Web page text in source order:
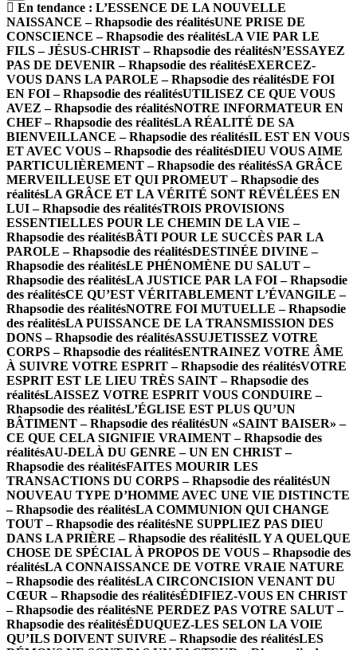
En tendance : L’ESSENCE DE LA NOUVELLE
NAISSANCE – Rhapsodie des réalitésUNE PRISE DE
CONSCIENCE – Rhapsodie des réalitésLA VIE PAR LE
FILS – JÉSUS-CHRIST – Rhapsodie des réalitésN’ESSAYEZ
PAS DE DEVENIR – Rhapsodie des réalitésEXERCEZ-
VOUS DANS LA PAROLE – Rhapsodie des réalitésDE FOI
EN FOI – Rhapsodie des réalitésUTILISEZ CE QUE VOUS
AVEZ – Rhapsodie des réalitésNOTRE INFORMATEUR EN
CHEF – Rhapsodie des réalitésLA RÉALITÉ DE SA
BIENVEILLANCE – Rhapsodie des réalitésIL EST EN VOUS
ET AVEC VOUS – Rhapsodie des réalitésDIEU VOUS AIME
PARTICULIÈREMENT – Rhapsodie des réalitésSA GRÂCE
MERVEILLEUSE ET QUI PROMEUT – Rhapsodie des
réalitésLA GRÂCE ET LA VÉRITÉ SONT RÉVÉLÉES EN
LUI – Rhapsodie des réalitésTROIS PROVISIONS
ESSENTIELLES POUR LE CHEMIN DE LA VIE –
Rhapsodie des réalitésBÂTI POUR LE SUCCÈS PAR LA
PAROLE – Rhapsodie des réalitésDESTINÉE DIVINE –
Rhapsodie des réalitésLE PHÉNOMÈNE DU SALUT –
Rhapsodie des réalitésLA JUSTICE PAR LA FOI – Rhapsodie
des réalitésCE QU’EST VÉRITABLEMENT L’ÉVANGILE –
Rhapsodie des réalitésNOTRE FOI MUTUELLE – Rhapsodie
des réalitésLA PUISSANCE DE LA TRANSMISSION DES
DONS – Rhapsodie des réalitésASSUJETISSEZ VOTRE
CORPS – Rhapsodie des réalitésENTRAINEZ VOTRE ÂME
À SUIVRE VOTRE ESPRIT – Rhapsodie des réalitésVOTRE
ESPRIT EST LE LIEU TRÈS SAINT – Rhapsodie des
réalitésLAISSEZ VOTRE ESPRIT VOUS CONDUIRE –
Rhapsodie des réalitésL’ÉGLISE EST PLUS QU’UN
BÂTIMENT – Rhapsodie des réalitésUN «SAINT BAISER» –
CE QUE CELA SIGNIFIE VRAIMENT – Rhapsodie des
réalitésAU-DELÀ DU GENRE – UN EN CHRIST –
Rhapsodie des réalitésFAITES MOURIR LES
TRANSACTIONS DU CORPS – Rhapsodie des réalitésUN
NOUVEAU TYPE D’HOMME AVEC UNE VIE DISTINCTE
– Rhapsodie des réalitésLA COMMUNION QUI CHANGE
TOUT – Rhapsodie des réalitésNE SUPPLIEZ PAS DIEU
DANS LA PRIÈRE – Rhapsodie des réalitésIL Y A QUELQUE
CHOSE DE SPÉCIAL À PROPOS DE VOUS – Rhapsodie des
réalitésLA CONNAISSANCE DE VOTRE VRAIE NATURE
– Rhapsodie des réalitésLA CIRCONCISION VENANT DU
CŒUR – Rhapsodie des réalitésÉDIFIEZ-VOUS EN CHRIST
– Rhapsodie des réalitésNE PERDEZ PAS VOTRE SALUT –
Rhapsodie des réalitésÉDUQUEZ-LES SELON LA VOIE
QU’ILS DOIVENT SUIVRE – Rhapsodie des réalitésLES